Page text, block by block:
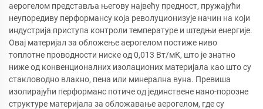
аерогелом представља његову највећу предност, пружајући
неупоредиву перформансу која револуционизује начин на који
индустрија приступа контроли температуре и штедњи енергије.
Овај материјал за обложење аерогелом постиже ниво
топлотне проводности ниске од 0,013 Вт/мК, што је знатно
ниже од конвенционалних изолационих материјала као што су
стакловодно влакно, пена или минерална вуна. Превиша
изолирајући перформанс потиче од јединствене нано-порозне
структуре материјала за обложавање аерогелом, где су